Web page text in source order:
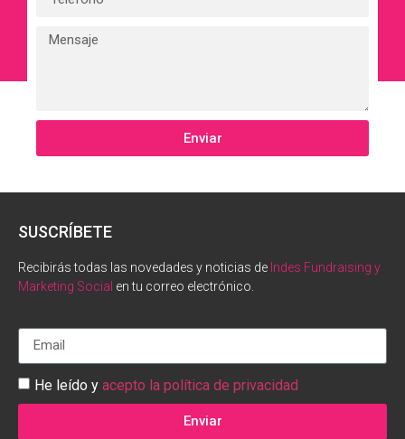
Enviar
SUSCRÍBETE
Recibirás todas las novedades y noticias de Indes Fundraising y
Marketing Social en tu correo electrónico.
He leído y acepto la política de privacidad
Enviar